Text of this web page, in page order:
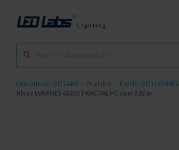
Oświetlenie LED LABS Produkty Profile LED LUMINES
Klosz LUMINES GLIDE FRACTAL PC opal 2,02 m